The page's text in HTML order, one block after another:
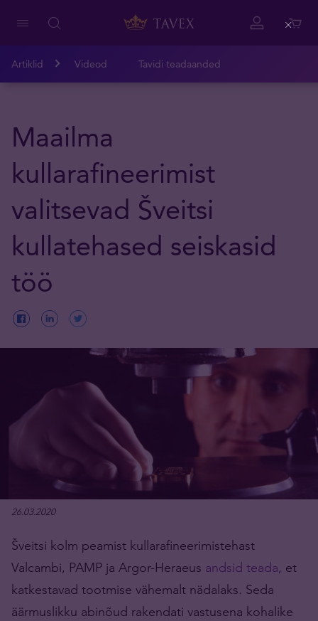
Artiklid Videod Tavidi teadaanded
Maailma
kullarafineerimist
valitsevad Šveitsi
kullatehased seiskasid
töö
26.03.2020
Šveitsi kolm peamist kullarafineerimistehast
Valcambi, PAMP ja Argor-Heraeus andsid teada, et
katkestavad tootmise vähemalt nädalaks. Seda
äärmuslikku abinõud rakendati vastusena kohalike
Close